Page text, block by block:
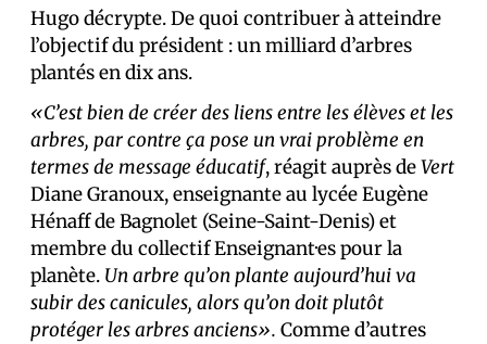
Hugo décrypte. De quoi contribuer à atteindre
l’objectif du président : un milliard d’arbres
plantés en dix ans.
«C’est bien de créer des liens entre les élèves et les
arbres, par contre ça pose un vrai problème en
termes de message éducatif, réagit auprès deVert
Diane Granoux, enseignante au lycée Eugène
Hénaff de Bagnolet (Seine-Saint-Denis) et
membre du collectif Enseignant·es pour la
planète. Un arbre qu’on plante aujourd’hui va
subir des canicules, alors qu’on doit plutôt
protéger les arbres anciens». Comme d’autres